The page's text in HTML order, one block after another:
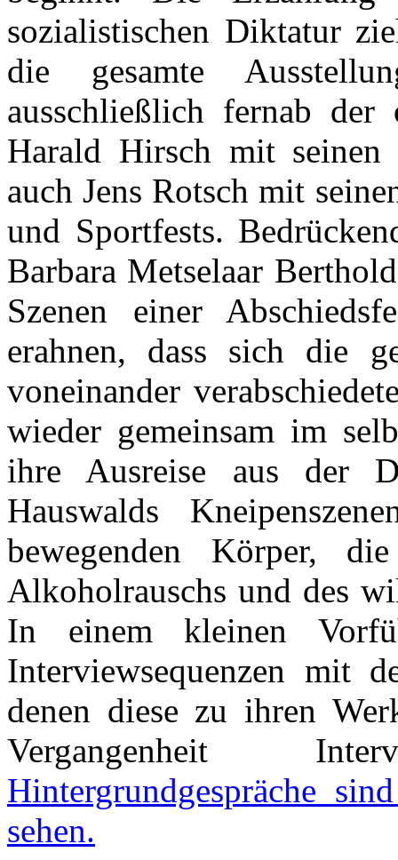
sozialistischen Diktatur
die gesamte
ausschließlich fernab
Harald Hirsch mit
auch Jens Rotsch mit
und Sportfests.
Barbara Metselaar
Szenen einer
erahnen, dass sich die
voneinander
wieder gemeinsam im
ihre Ausreise aus der
Hauswalds
bewegenden Körper,
Alkoholrauschs und des
In einem kleinen
Interviewsequenzen mit
denen diese zu ihren
Vergangenheit
Hintergrundgespräche
sehen.